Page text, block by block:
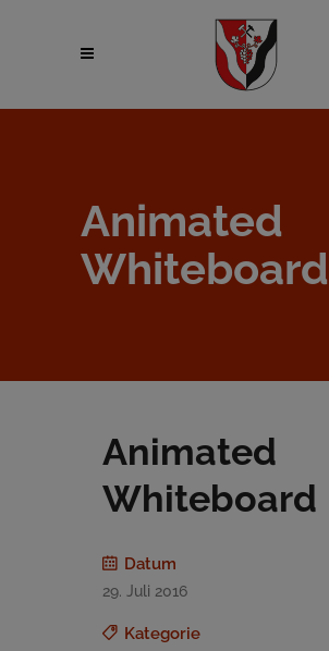
Animated
Whiteboard
Animated
Whiteboard
Datum
29. Juli 2016
Kategorie